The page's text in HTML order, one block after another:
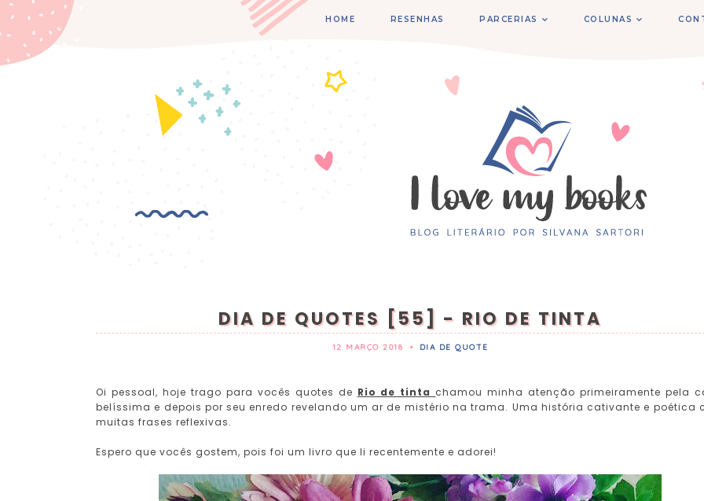
HOME RESENHAS PARCERIAS COLUNAS
DIA DE QUOTES [55] - RIO DE TINTA
12 MARÇO 2018 • DIA DE QUOTE
Oi pessoal, hoje trago para vocês quotes de Rio de tinta chamou minha atenção primeiramente pela
belíssima e depois por seu enredo revelando um ar de mistério na trama. Uma história cativante e poética
muitas frases reflexivas.
Espero que vocês gostem, pois foi um livro que li recentemente e adorei!